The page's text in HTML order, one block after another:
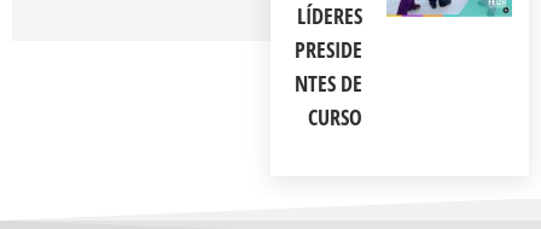
LÍDERES
PRESIDE
NTES DE
CURSO